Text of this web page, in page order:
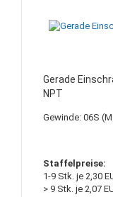
Gerade
NPT
Gewinde: 06S
Staffelpreise:
1-9 Stk. je 2,30
> 9 Stk. je 2,07